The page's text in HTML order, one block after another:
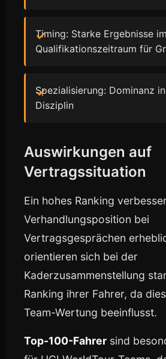
Timing: Starke Ergebnisse im
Qualifikationszeitraum für
Spezialisierung: Dominanz
Disziplin
Auswirkungen auf
Vertragssituation
Ein hohes Ranking
Verhandlungsposition bei
Vertragsgesprächen
orientieren sich bei der
Kaderzusammenstellung
Ranking ihrer Fahrer, da
Team-Wertung beeinflusst.
Top-100-Fahrer sind